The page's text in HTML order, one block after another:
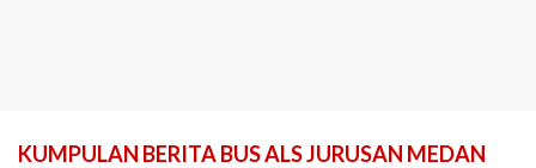
KUMPULAN BERITA BUS ALS JURUSAN MEDAN